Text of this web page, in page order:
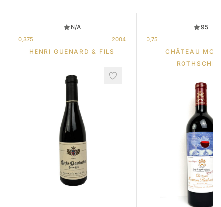
N/A
0,375 2004
HENRI GUENARD & FILS
95
0,75
CHÂTEAU